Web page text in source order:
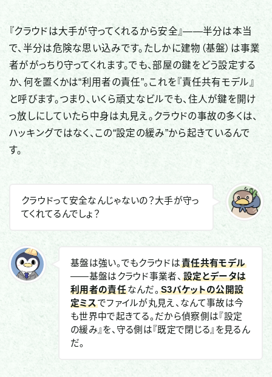
CTF（技術学習）
CTF記事一覧
『クラウドは大手が守ってくれるから安全』——半分は本当
で、半分は危険な思い込みです。たしかに建物（基盤）は事業
者ががっちり守ってくれます。でも、部屋の鍵をどう設定する
か、何を置くかは“利用者の責任”。これを『責任共有モデル』
と呼びます。つまり、いくら頑丈なビルでも、住人が鍵を開け
っ放しにしていたら中身は丸見え。クラウドの事故の多くは、
ハッキングではなく、この“設定の緩み”から起きているんで
す。
クラウドって安全なんじゃないの？大手が守っ
てくれてるんでしょ？
基盤は強い。でもクラウドは責任共有モデル
——基盤はクラウド事業者、設定とデータは
利用者の責任なんだ。S3バケットの公開設
定ミスでファイルが丸見え、なんて事故は今
も世界中で起きてる。だから偵察側は『設定
の緩み』を、守る側は『既定で閉じる』を見るん
だ。